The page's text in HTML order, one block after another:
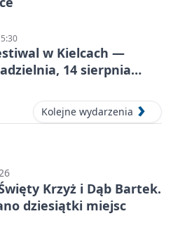
w Kielcach —
14 sierpnia
Kolejne wydarzenia
Krzyż i Dąb Bartek.
dziesiątki miejsc